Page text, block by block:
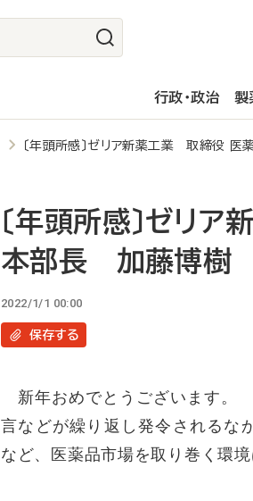
行政・政治 製
〔年頭所感〕ゼリア新薬工業 取締役
〔年頭所感〕ゼリ
本部長 加藤博樹
2022/1/1 00:00
保存する
新年おめでとうございます。
言などが繰り返し発令されるな
など、医薬品市場を取り巻く環